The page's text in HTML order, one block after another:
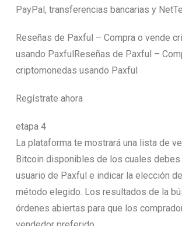
PayPal, transferencias bancarias y
Reseñas de Paxful – Compra o vende
usando PaxfulReseñas de Paxful –
criptomonedas usando Paxful
Regístrate ahora
etapa 4
La plataforma te mostrará una lista de
Bitcoin disponibles de los cuales debes
usuario de Paxful e indicar la elección
método elegido. Los resultados de la
órdenes abiertas para que los